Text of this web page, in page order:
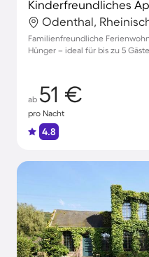
Familienfreundliche
Hünger – ideal für bis zu 5
ab 51 €
pro Nacht
4.8